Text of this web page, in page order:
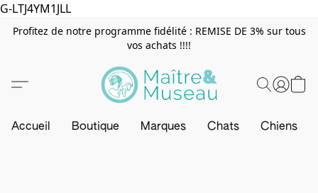
G-LTJ4YM1JLL
Profitez de notre programme fidélité : REMISE DE 3% sur tous
vos achats !!!!
Accueil Boutique Marques Chats Chiens